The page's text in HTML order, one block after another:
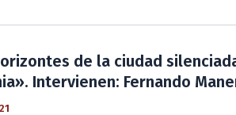
de la ciudad
Intervienen: Fernando